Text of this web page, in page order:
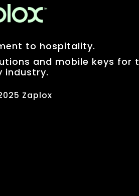
to hospitality.
and mobile keys for
industry.
Zaplox